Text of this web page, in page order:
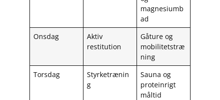
magnesiumb
ad
Onsdag
Aktiv
restitution
Gåture og
mobilitetstræ
ning
Torsdag
Styrketrænin
g
Sauna og
proteinrigt
måltid